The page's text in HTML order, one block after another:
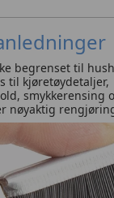
begrenset til
til kjøretøydetaljer,
smykkerensing
nøyaktig